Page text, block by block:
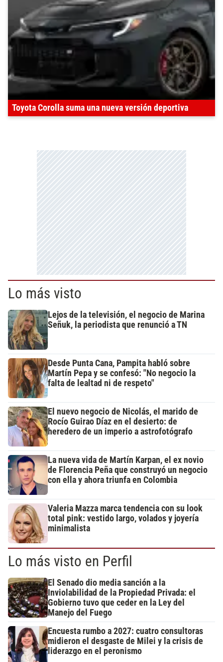
Toyota Corolla suma una nueva versión deportiva
Lo más visto
Lejos de la televisión, el negocio de Marina
Señuk, la periodista que renunció a TN
Desde Punta Cana, Pampita habló sobre
Martín Pepa y se confesó: "No negocio la
falta de lealtad ni de respeto"
El nuevo negocio de Nicolás, el marido de
Rocío Guirao Díaz en el desierto: de
heredero de un imperio a astrofotógrafo
La nueva vida de Martín Karpan, el ex novio
de Florencia Peña que construyó un negocio
con ella y ahora triunfa en Colombia
Valeria Mazza marca tendencia con su look
total pink: vestido largo, volados y joyería
minimalista
Lo más visto en Perfil
El Senado dio media sanción a la
Inviolabilidad de la Propiedad Privada: el
Gobierno tuvo que ceder en la Ley del
Manejo del Fuego
Encuesta rumbo a 2027: cuatro consultoras
midieron el desgaste de Milei y la crisis de
liderazgo en el peronismo